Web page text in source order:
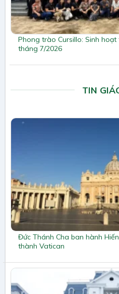
Phong trào Cursillo: Sinh
tháng 7/2026
TIN
Đức Thánh Cha ban hành
thành Vatican